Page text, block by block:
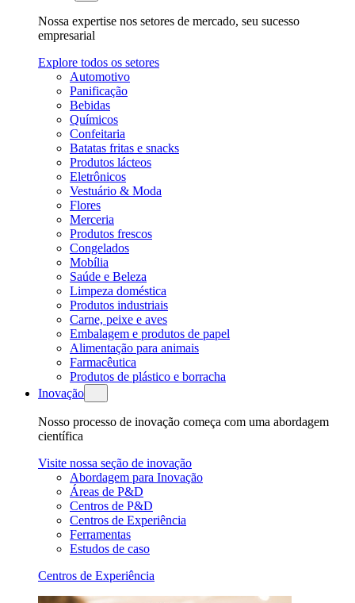
Nossa expertise nos setores de mercado, seu sucesso
empresarial
Explore todos os setores
Automotivo
Panificação
Bebidas
Químicos
Confeitaria
Batatas fritas e snacks
Produtos lácteos
Eletrônicos
Vestuário & Moda
Flores
Merceria
Produtos frescos
Congelados
Mobília
Saúde e Beleza
Limpeza doméstica
Produtos industriais
Carne, peixe e aves
Embalagem e produtos de papel
Alimentação para animais
Farmacêutica
Produtos de plástico e borracha
Inovação
Nosso processo de inovação começa com uma abordagem
científica
Visite nossa seção de inovação
Abordagem para Inovação
Áreas de P&D
Centros de P&D
Centros de Experiência
Ferramentas
Estudos de caso
Centros de Experiência